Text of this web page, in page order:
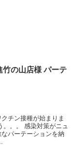
竹の山店様 パーテ
チン接種が始まりま
。。。 感染対策がニュ
パーテーションを納